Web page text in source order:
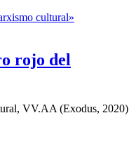
rojo del
VV.AA (Exodus, 2020)